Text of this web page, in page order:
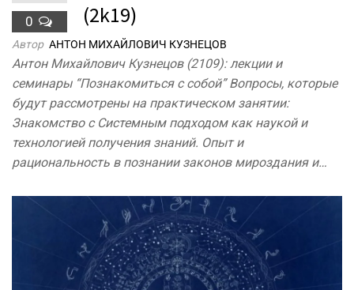
0
(2k19)
Автор АНТОН МИХАЙЛОВИЧ КУЗНЕЦОВ
Антон Михайлович Кузнецов (2109): лекции и
семинары “Познакомиться с собой” Вопросы, которые
будут рассмотрены на практическом занятии:
Знакомство с Системным подходом как наукой и
технологией получения знаний. Опыт и
рациональность в познании законов мироздания и…